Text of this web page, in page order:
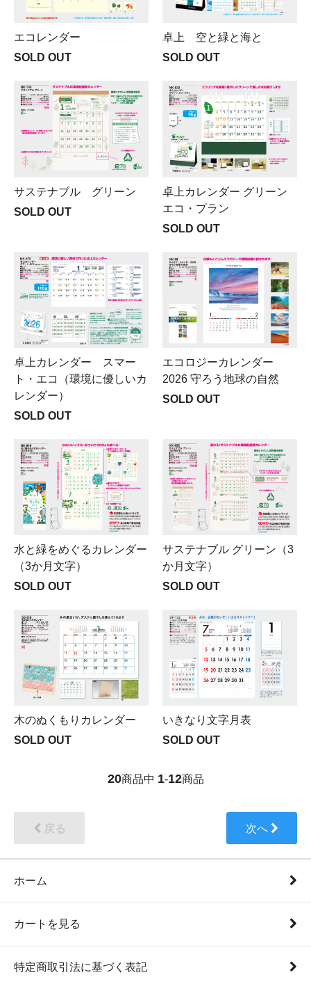
エコレンダー
SOLD OUT
卓上 空と緑と海と
SOLD OUT
サステナブル グリーン
SOLD OUT
卓上カレンダー グリーン
エコ・プラン
SOLD OUT
卓上カレンダー スマー
ト・エコ（環境に優しいカ
レンダー）
SOLD OUT
エコロジーカレンダー
2026 守ろう地球の自然
SOLD OUT
水と緑をめぐるカレンダー
（3か月文字）
SOLD OUT
サステナブル グリーン（3
か月文字）
SOLD OUT
木のぬくもりカレンダー
SOLD OUT
いきなり文字月表
SOLD OUT
20商品中 1-12商品
戻る 次へ
ホーム
カートを見る
特定商取引法に基づく表記